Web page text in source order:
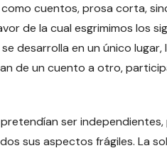
cuentos, prosa corta,
de la cual esgrimimos los
desarrolla en un único lugar,
de un cuento a otro,
ser
sus aspectos frágiles. La